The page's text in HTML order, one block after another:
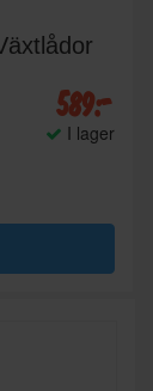
589:-
I lager